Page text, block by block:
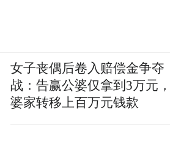
女子丧偶后卷入赔偿金争夺
战：告赢公婆仅拿到3万元，
婆家转移上百万元钱款